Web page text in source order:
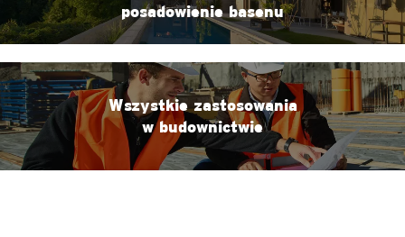
posadowienie basenu
Wszystkie zastosowania
w budownictwie